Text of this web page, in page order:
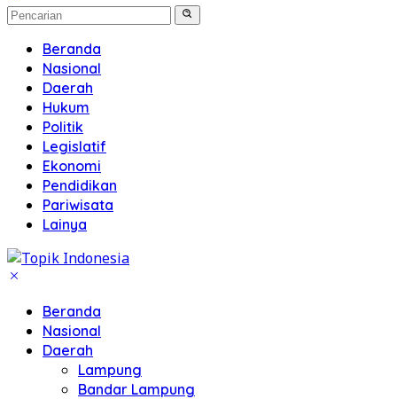
Beranda
Nasional
Daerah
Hukum
Politik
Legislatif
Ekonomi
Pendidikan
Pariwisata
Lainya
Beranda
Nasional
Daerah
Lampung
Bandar Lampung